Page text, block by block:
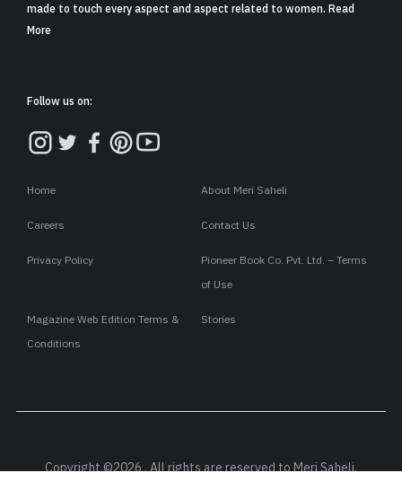
made to touch every aspect and aspect related to women. Read
More
Follow us on:
Home About Meri Saheli
Careers Contact Us
Privacy Policy
Pioneer Book Co. Pvt. Ltd. – Terms
of Use
Magazine Web Edition Terms &
Conditions
Stories
Copyright ©2026 . All rights are reserved to Meri Saheli.